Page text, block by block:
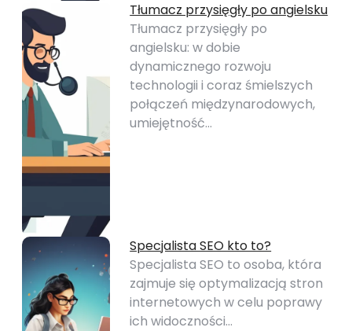
Tłumacz przysięgły po angielsku
Tłumacz przysięgły po
angielsku: w dobie
dynamicznego rozwoju
technologii i coraz śmielszych
połączeń międzynarodowych,
umiejętność…
Specjalista SEO kto to?
Specjalista SEO to osoba, która
zajmuje się optymalizacją stron
internetowych w celu poprawy
ich widoczności…